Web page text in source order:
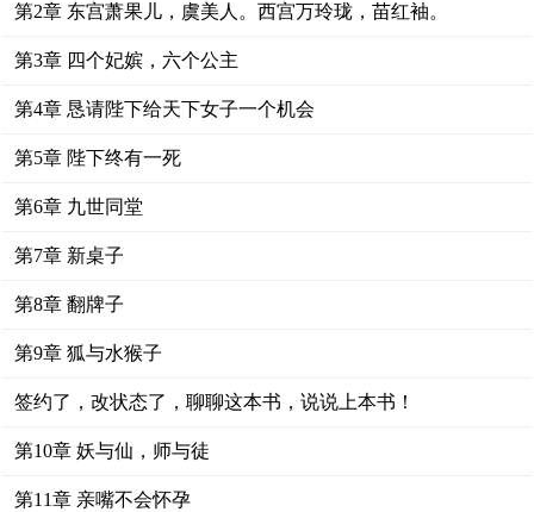
第2章 东宫萧果儿，虞美人。西宫万玲珑，苗红袖。
第3章 四个妃嫔，六个公主
第4章 恳请陛下给天下女子一个机会
第5章 陛下终有一死
第6章 九世同堂
第7章 新桌子
第8章 翻牌子
第9章 狐与水猴子
签约了，改状态了，聊聊这本书，说说上本书！
第10章 妖与仙，师与徒
第11章 亲嘴不会怀孕